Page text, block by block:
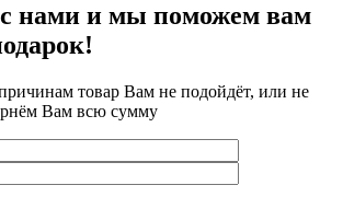
нами и мы поможем вам
товар Вам не подойдёт, или не
Вам всю сумму